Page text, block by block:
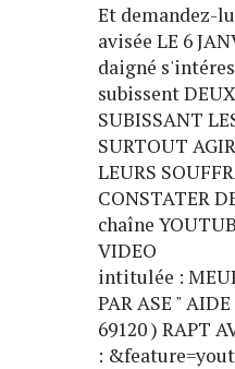
Et demandez-
avisée LE 6
daigné
subissent
SUBISSANT
SURTOUT
LEURS
CONSTATER
chaîne
VIDEO
intitulée :
PAR ASE "
69120 ) RAPT
: